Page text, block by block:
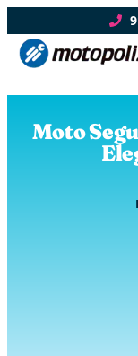
Moto